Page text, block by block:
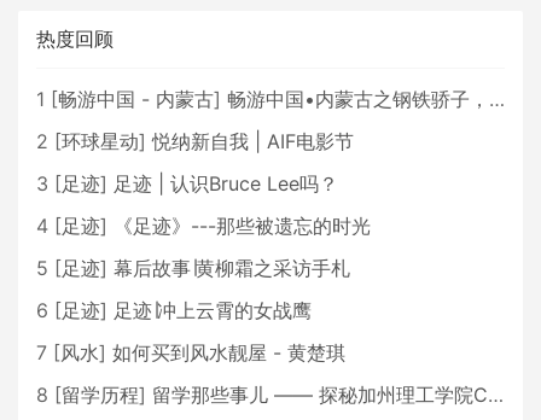
热度回顾
1 [畅游中国 - 内蒙古] 畅游中国•内蒙古之钢铁骄子，魅力包头
2 [环球星动] 悦纳新自我 | AIF电影节
3 [足迹] 足迹 | 认识Bruce Lee吗？
4 [足迹]
《足迹》---那些被遗忘的时光
5 [足迹] 幕后故事∣黄柳霜之采访手札
6 [足迹] 足迹∣冲上云霄的女战鹰
7 [风水] 如何买到风水靓屋 - 黄楚琪
8 [留学历程] 留学那些事儿 —— 探秘加州理工学院Caltech博士生活 [上集]